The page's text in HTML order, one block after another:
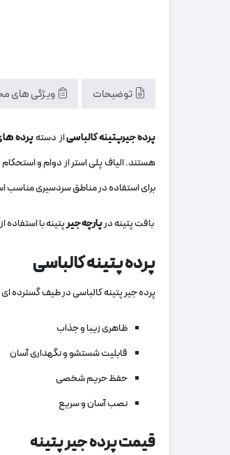
توضیحات ویژگی های
پرده جیرپتینه کالباسیاز دستهپرده
هستند. الیاف پلی استر از دوام و
برای استفاده در مناطق سردسیری مناسب
بافت پتینه درپارچه جیرپتینه با
پرده پتینه کالباسی
پرده جیر پتینه کالباسی در طیف
ظاهری زیبا و جذاب
قابلیت شستشو و نگهداری آسان
حفظ حریم شخصی
نصب آسان و سریع
قیمت پرده جیر پتینه